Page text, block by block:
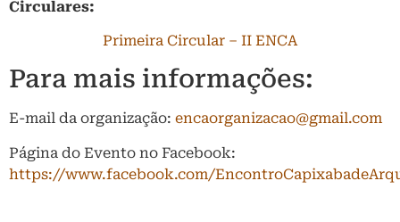
Circulares:
Primeira Circular – II ENCA
Para mais informações:
E-mail da organização: encaorganizacao@gmail.com
Página do Evento no Facebook:
https://www.facebook.com/